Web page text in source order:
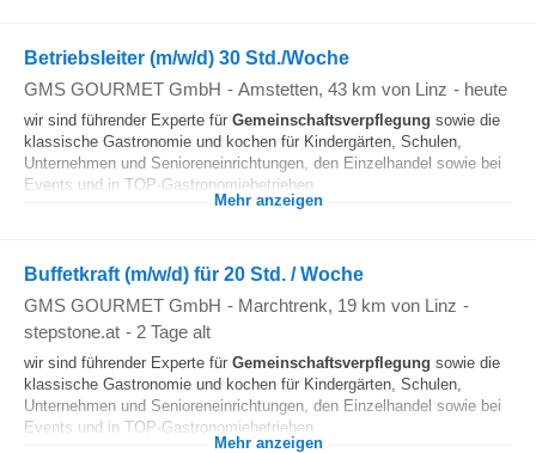
Betriebsleiter (m/w/d) 30 Std./Woche
GMS GOURMET GmbH - Amstetten, 43 km von Linz - heute
wir sind führender Experte für Gemeinschaftsverpflegung sowie die
klassische Gastronomie und kochen für Kindergärten, Schulen,
Unternehmen und Senioreneinrichtungen, den Einzelhandel sowie bei
Events und in TOP-Gastronomiebetrieben...
Mehr anzeigen
Buffetkraft (m/w/d) für 20 Std. / Woche
GMS GOURMET GmbH - Marchtrenk, 19 km von Linz -
stepstone.at - 2 Tage alt
wir sind führender Experte für Gemeinschaftsverpflegung sowie die
klassische Gastronomie und kochen für Kindergärten, Schulen,
Unternehmen und Senioreneinrichtungen, den Einzelhandel sowie bei
Events und in TOP-Gastronomiebetrieben...
Mehr anzeigen